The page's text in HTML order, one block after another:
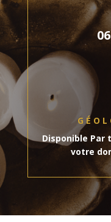
Disponible Par
votre